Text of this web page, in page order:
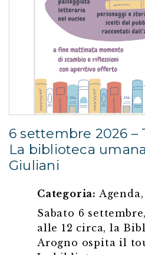
6 settembre 2026 – Tour narrativo
La biblioteca
Giuliani
Categoria: Agenda
Sabato 6
alle 12 circa, la
Arogno ospita il